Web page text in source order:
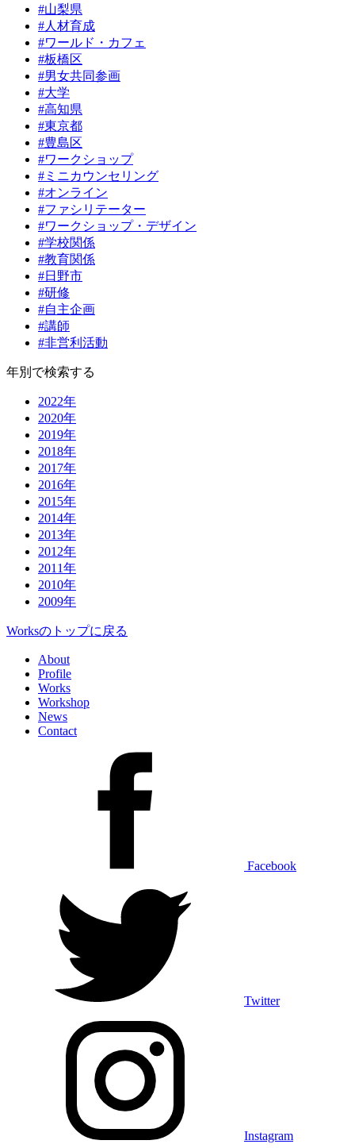
#山梨県
#人材育成
#ワールド・カフェ
#板橋区
#男女共同参画
#大学
#高知県
#東京都
#豊島区
#ワークショップ
#ミニカウンセリング
#オンライン
#ファシリテーター
#ワークショップ・デザイン
#学校関係
#教育関係
#日野市
#研修
#自主企画
#講師
#非営利活動
年別で検索する
2022年
2020年
2019年
2018年
2017年
2016年
2015年
2014年
2013年
2012年
2011年
2010年
2009年
Worksのトップに戻る
About
Profile
Works
Workshop
News
Contact
Facebook
Twitter
Instagram